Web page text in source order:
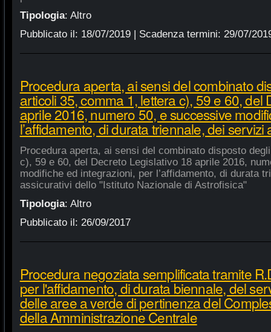
Tipologia: Altro
Pubblicato il: 18/07/2019| Scadenza termini: 29/07/
Procedura aperta, ai sensi del combinato
articoli 35, comma 1, lettera c), 59 e 60, del
aprile 2016, numero 50, e successive
l’affidamento, di durata triennale, dei servizi
Procedura aperta, ai sensi del combinato disposto
c), 59 e 60, del Decreto Legislativo 18 aprile 2016,
modifiche ed integrazioni, per l’affidamento, di durata
assicurativi dello "Istituto Nazionale di Astrofisica"
Tipologia: Altro
Pubblicato il: 26/09/2017
Procedura negoziata semplificata tramite
per l'affidamento, di durata biennale, del
delle aree a verde di pertinenza del
della Amministrazione Centrale